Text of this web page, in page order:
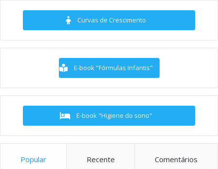
Curvas de Crescimento
E-book "Fórmulas Infantis"
E-book "Higiene do sono"
Popular Recente Comentários